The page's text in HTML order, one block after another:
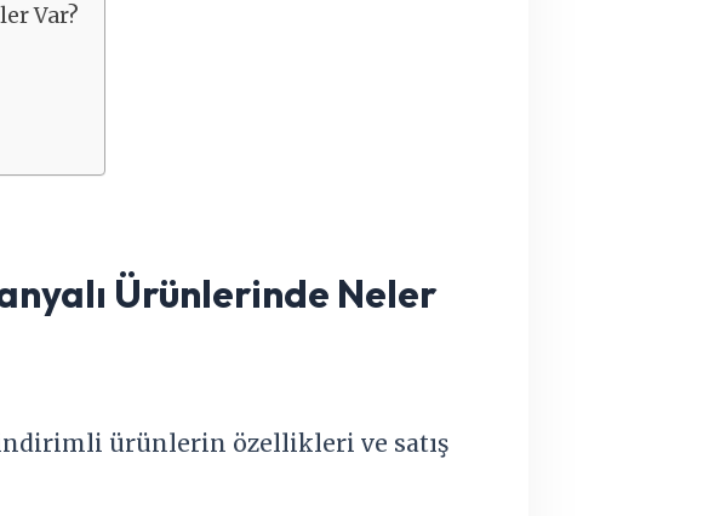
Var?
Ürünlerinde Neler
ürünlerin özellikleri ve satış